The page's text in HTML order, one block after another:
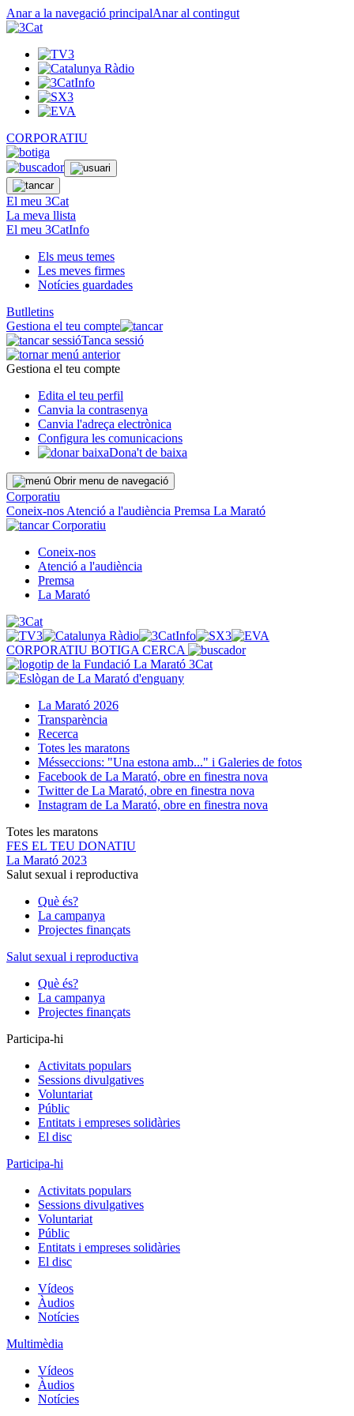
Anar a la navegació principalAnar al contingut
CORPORATIU
El meu 3Cat
La meva llista
El meu 3CatInfo
Els meus temes
Les meves firmes
Notícies guardades
Butlletins
Gestiona el teu compte
Tanca sessió
Gestiona el teu compte
Edita el teu perfil
Canvia la contrasenya
Canvia l'adreça electrònica
Configura les comunicacions
Dona't de baixa
Obrir menu de navegació
Corporatiu
Coneix-nos Atenció a l'audiència Premsa La Marató
Corporatiu
Coneix-nos
Atenció a l'audiència
Premsa
La Marató
CORPORATIU BOTIGA CERCA
La Marató 2026
Transparència
Recerca
Totes les maratons
Mésseccions: "Una estona amb..." i Galeries de fotos
Facebook de La Marató, obre en finestra nova
Twitter de La Marató, obre en finestra nova
Instagram de La Marató, obre en finestra nova
Totes les maratons
FES EL TEU DONATIU
La Marató 2023
Salut sexual i reproductiva
Què és?
La campanya
Projectes finançats
Salut sexual i reproductiva
Què és?
La campanya
Projectes finançats
Participa-hi
Activitats populars
Sessions divulgatives
Voluntariat
Públic
Entitats i empreses solidàries
El disc
Participa-hi
Activitats populars
Sessions divulgatives
Voluntariat
Públic
Entitats i empreses solidàries
El disc
Vídeos
Àudios
Notícies
Multimèdia
Vídeos
Àudios
Notícies